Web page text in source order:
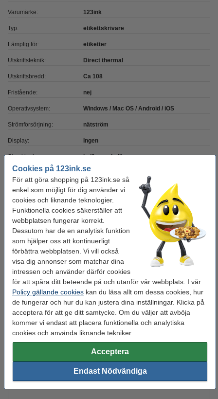
Cookies på 123ink.se
För att göra shopping på 123ink.se så
enkel som möjligt för dig använder vi
cookies och liknande teknologier.
Funktionella cookies säkerställer att
webbplatsen fungerar korrekt.
Dessutom har de en analytisk funktion
som hjälper oss att kontinuerligt
förbättra webbplatsen. Vi vill också
visa dig annonser som matchar dina
intressen och använder därför cookies
för att spåra ditt beteende på och utanför vår webbplats. I vår
Policy gällande cookies kan du läsa allt om dessa cookies, hur
de fungerar och hur du kan justera dina inställningar. Klicka på
acceptera för att ge ditt samtycke. Om du väljer att avböja
kommer vi endast att placera funktionella och analytiska
cookies och använda liknande tekniker.
Acceptera
Endast Nödvändiga
Varumärke: 123ink
Typ: etikettskrivare
Lämplig för: etiketter
Utskriftsteknik: Direct thermal
Utskriftsbredd: Ca 108
Fristående: nej
Operativsystem: Windows / Mac OS / Android / iOS
Strömförsörjning: nätström
Display: Ingen
Streckkoder: ja (9 protokoll)
Etikettbredd: Ca 110 mm
Upplösning: 300 dpi
Bluetooth, USB, Ethernet
Mobilutskrift: ja
Utskriftshastighet: 79 etiketter/min
Tips! Spara pengar genom att välja paketet
123ink etikettskrivare LW650XL PRO + 5 rullar
breda adressetiketter
1 595 kr
Glöm inte att beställa etiketter!
123ink LW650 S0722400 | 99012 | stora
adressetiketter | 2st
123ink LW650 S0722370 | 99010 |